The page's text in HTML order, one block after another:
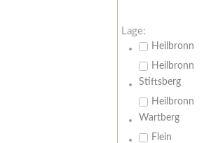
Lage:
Heilbronn
Heilbronn
Stiftsberg
Heilbronn
Wartberg
Flein